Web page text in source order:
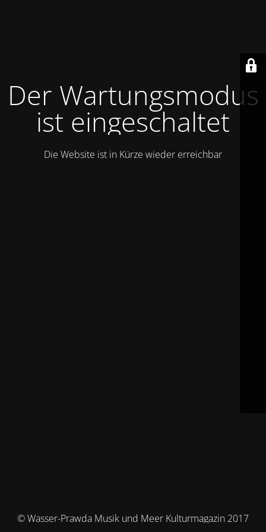
Der Wartungsmodus
ist eingeschaltet
Die Website ist in Kürze wieder erreichbar
© Wasser-Prawda Musik und Meer Kulturmagazin 2017